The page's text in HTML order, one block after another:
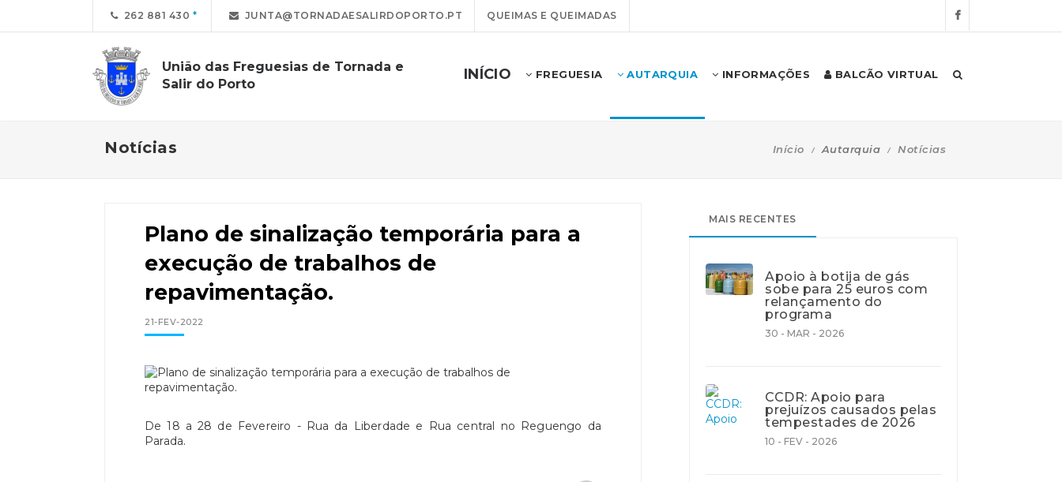
262 881 430 JUNTA@TORNADAESALIRDOPORTO.PT QUEIMAS E QUEIMADAS
União das Freguesias de Tornada e
Salir do Porto
INÍCIO FREGUESIA AUTARQUIA INFORMAÇÕES BALCÃO VIRTUAL
Notícias Início Autarquia Notícias
Plano de sinalização temporária para a
execução de trabalhos de
repavimentação.
21-FEV-2022
De 18 a 28 de Fevereiro - Rua da Liberdade e Rua central no Reguengo da
Parada.
MAIS RECENTES
Apoio à botija de gás
sobe para 25 euros com
relançamento do
programa
30 - MAR - 2026
CCDR: Apoio para
prejuízos causados pelas
tempestades de 2026
10 - FEV - 2026